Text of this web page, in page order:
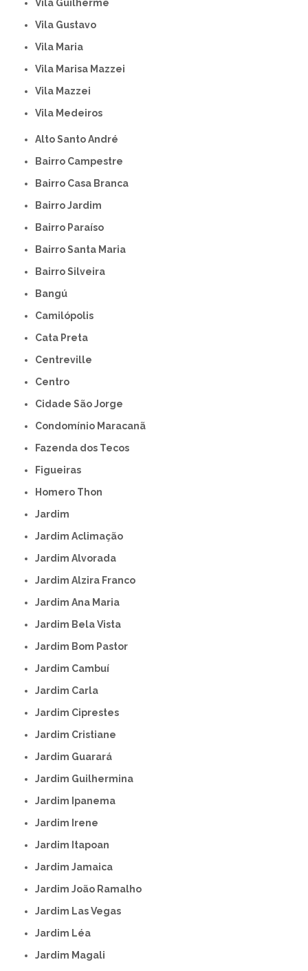
Vila Guilherme
Vila Gustavo
Vila Maria
Vila Marisa Mazzei
Vila Mazzei
Vila Medeiros
Alto Santo André
Bairro Campestre
Bairro Casa Branca
Bairro Jardim
Bairro Paraíso
Bairro Santa Maria
Bairro Silveira
Bangú
Camilópolis
Cata Preta
Centreville
Centro
Cidade São Jorge
Condomínio Maracanã
Fazenda dos Tecos
Figueiras
Homero Thon
Jardim
Jardim Aclimação
Jardim Alvorada
Jardim Alzira Franco
Jardim Ana Maria
Jardim Bela Vista
Jardim Bom Pastor
Jardim Cambuí
Jardim Carla
Jardim Ciprestes
Jardim Cristiane
Jardim Guarará
Jardim Guilhermina
Jardim Ipanema
Jardim Irene
Jardim Itapoan
Jardim Jamaica
Jardim João Ramalho
Jardim Las Vegas
Jardim Léa
Jardim Magali